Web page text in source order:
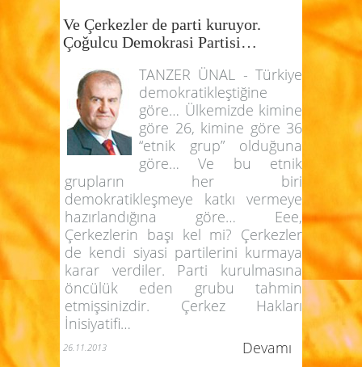
Ve Çerkezler de parti kuruyor.
Çoğulcu Demokrasi Partisi…
TANZER ÜNAL - Türkiye
demokratikleştiğine
göre… Ülkemizde kimine
göre 26, kimine göre 36
“etnik grup” olduğuna
göre… Ve bu etnik
grupların her biri
demokratikleşmeye katkı vermeye
hazırlandığına göre… Eee,
Çerkezlerin başı kel mi? Çerkezler
de kendi siyasi partilerini kurmaya
karar verdiler. Parti kurulmasına
öncülük eden grubu tahmin
etmişsinizdir. Çerkez Hakları
İnisiyatifi…
26.11.2013 Devamı